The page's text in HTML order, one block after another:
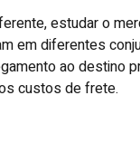
estudar o
em diferentes
ao destino
custos de frete.